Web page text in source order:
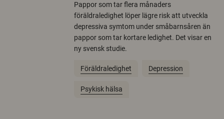
Pappor som tar flera månaders
föräldraledighet löper lägre risk att utveckla
depressiva symtom under småbarnsåren än
pappor som tar kortare ledighet. Det visar en
ny svensk studie.
Föräldraledighet Depression
Psykisk hälsa